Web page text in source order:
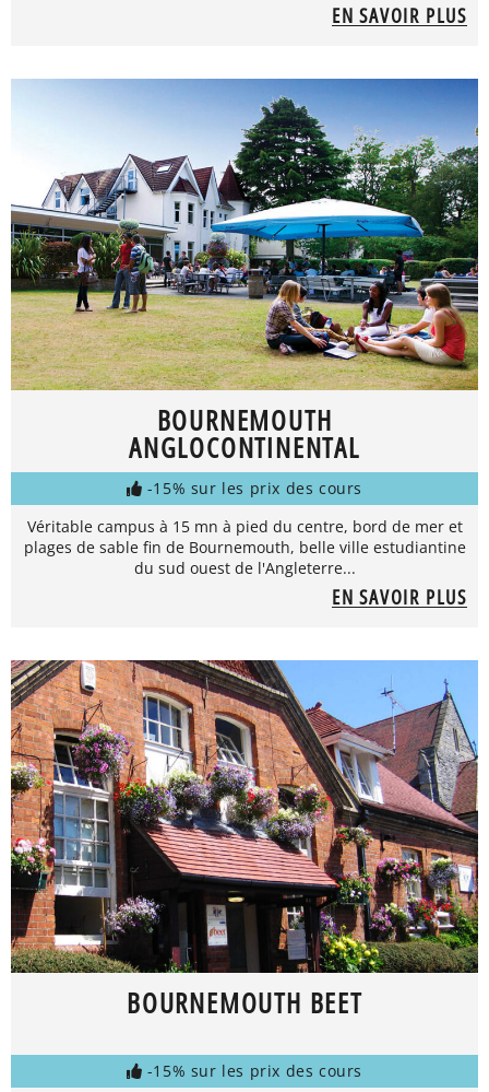
EN SAVOIR PLUS
BOURNEMOUTH
ANGLOCONTINENTAL
-15% sur les prix des cours
Véritable campus à 15 mn à pied du centre, bord de mer et
plages de sable fin de Bournemouth, belle ville estudiantine
du sud ouest de l'Angleterre...
EN SAVOIR PLUS
BOURNEMOUTH BEET
-15% sur les prix des cours